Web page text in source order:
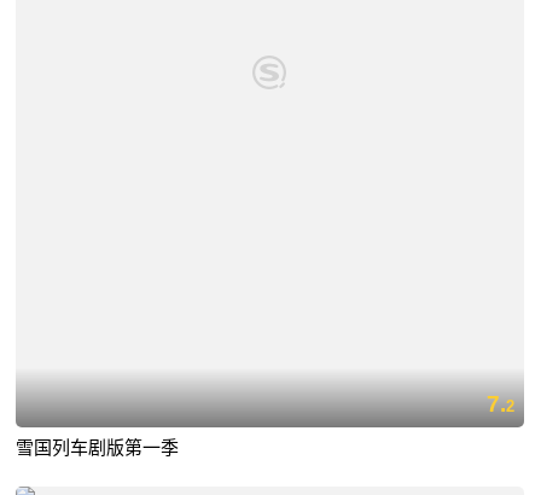
7.2
雪国列车剧版第一季